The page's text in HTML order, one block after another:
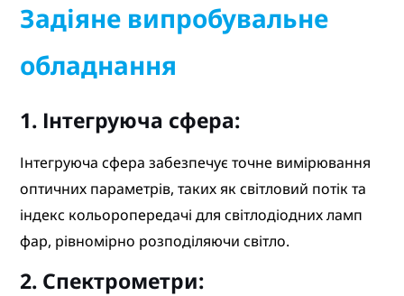
Задіяне випробувальне
обладнання
1. Інтегруюча сфера:
Інтегруюча сфера забезпечує точне вимірювання
оптичних параметрів, таких як світловий потік та
індекс кольоропередачі для світлодіодних ламп
фар, рівномірно розподіляючи світло.
2. Спектрометри: